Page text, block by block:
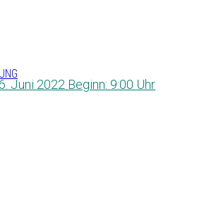
Juni 2022 Beginn: 9:00 Uhr